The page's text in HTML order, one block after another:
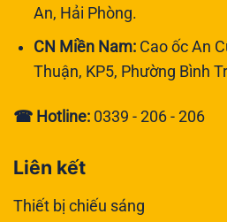
An, Hải Phòng.
CN Miền Nam: Cao ốc An
Thuận, KP5, Phường Bình
☎ Hotline: 0339 - 206 - 206
Liên kết
Thiết bị chiếu sáng